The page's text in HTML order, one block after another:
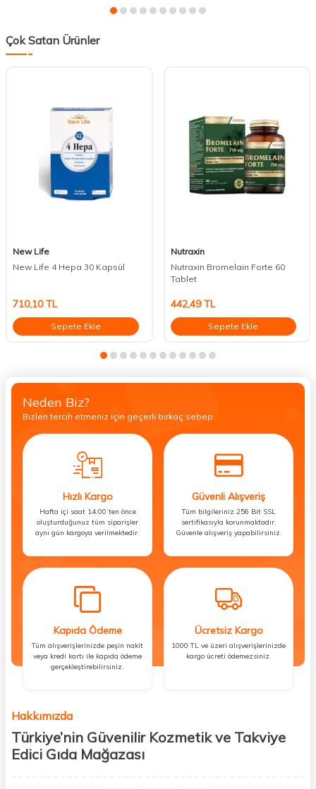
Çok Satan Ürünler
New Life
New Life 4 Hepa 30 Kapsül
710,10TL
Sepete Ekle
Nutraxin
Nutraxin Bromelain Forte 60
Tablet
442,49TL
Sepete Ekle
Neden Biz?
Bizleri tercih etmeniz için geçerli birkaç sebep.
Hızlı Kargo
Hafta içi saat 14:00’ten önce
oluşturduğunuz tüm siparişler
aynı gün kargoya verilmektedir.
Güvenli Alışveriş
Tüm bilgileriniz 256 Bit SSL
sertifikasıyla korunmaktadır.
Güvenle alışveriş yapabilirsiniz.
Kapıda Ödeme
Tüm alışverişlerinizde peşin nakit
veya kredi kartı ile kapıda ödeme
gerçekleştirebilirsiniz.
Ücretsiz Kargo
1000 TL ve üzeri alışverişlerinizde
kargo ücreti ödemezsiniz.
Hakkımızda
Türkiye’nin Güvenilir Kozmetik ve Takviye
Edici Gıda Mağazası